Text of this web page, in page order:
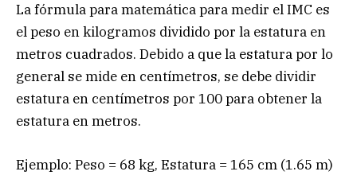
La fórmula para matemática para medir el IMC es
el peso en kilogramos dividido por la estatura en
metros cuadrados. Debido a que la estatura por lo
general se mide en centímetros, se debe dividir
estatura en centímetros por 100 para obtener la
estatura en metros.
Ejemplo: Peso = 68 kg, Estatura = 165 cm (1.65 m)